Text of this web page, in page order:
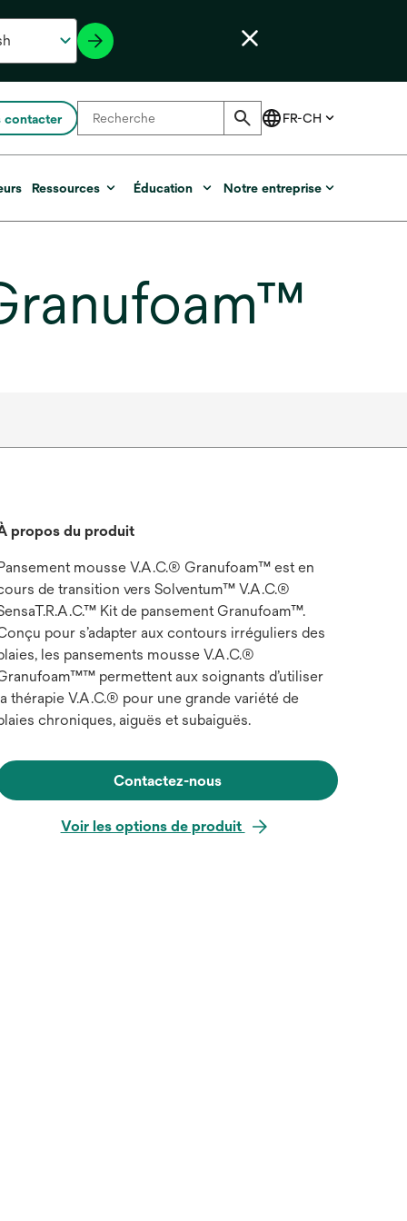
contacter
Ressources Éducation Notre entreprise
propos du produit
mousse V.A.C.® Granufoam™ est en
de transition vers Solventum™ V.A.C.®
Kit de pansement Granufoam™.
pour s’adapter aux contours irréguliers des
les pansements mousse V.A.C.®
permettent aux soignants d’utiliser
thérapie V.A.C.® pour une grande variété de
chroniques, aiguës et subaiguës.
Contactez-nous
Voir les options de produit